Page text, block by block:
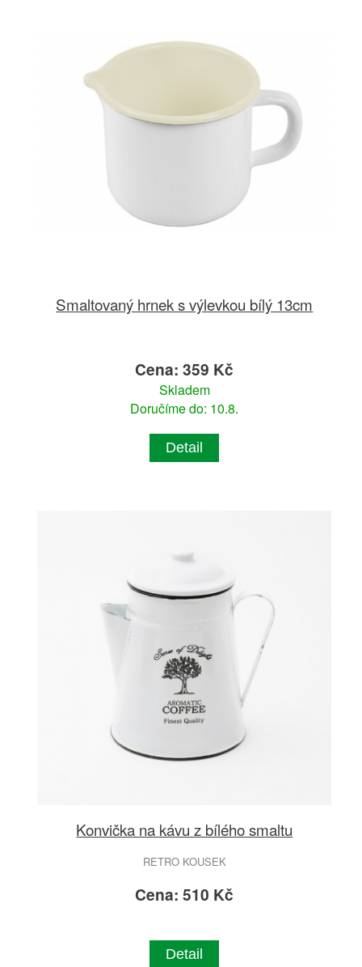
Smaltovaný hrnek s výlevkou bílý 13cm
Cena: 359 Kč
Skladem
Doručíme do: 10.8.
Detail
Konvička na kávu z bílého smaltu
RETRO KOUSEK
Cena: 510 Kč
Detail